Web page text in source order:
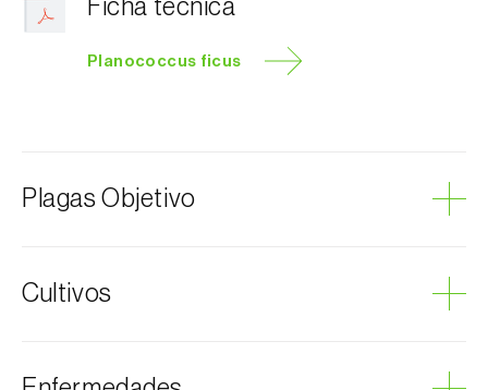
Ficha técnica
Planococcus ficus
Plagas Objetivo
Cochinillas
Cultivos